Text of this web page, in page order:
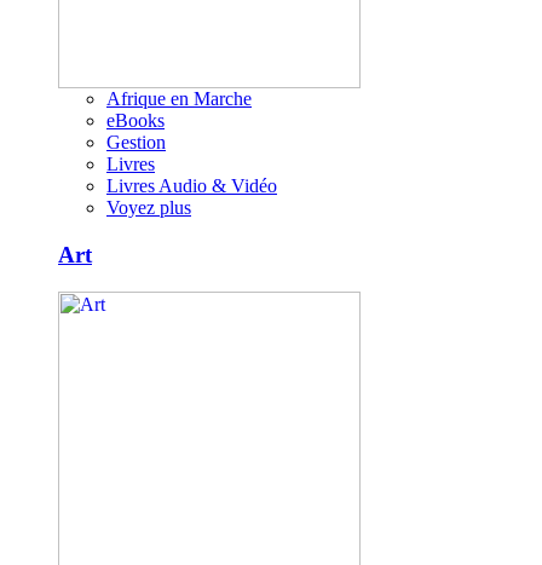
Afrique en Marche
eBooks
Gestion
Livres
Livres Audio & Vidéo
Voyez plus
Art